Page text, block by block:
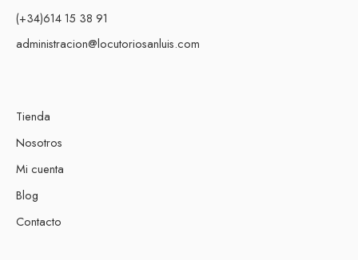
(+34)614 15 38 91
administracion@locutoriosanluis.com
Tienda
Nosotros
Mi cuenta
Blog
Contacto